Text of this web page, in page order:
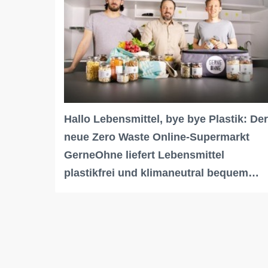
Hallo Lebensmittel, bye bye Plastik: Der
neue Zero Waste Online-Supermarkt
GerneOhne liefert Lebensmittel
plastikfrei und klimaneutral bequem…